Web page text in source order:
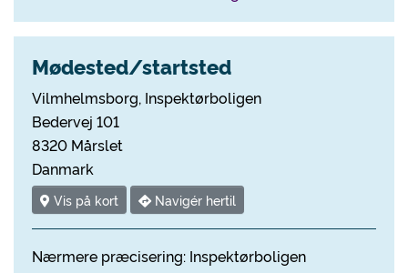
Mødested/startsted
Vilmhelmsborg, Inspektørboligen
Bedervej 101
8320 Mårslet
Danmark
Vis på kort Navigér hertil
Nærmere præcisering: Inspektørboligen